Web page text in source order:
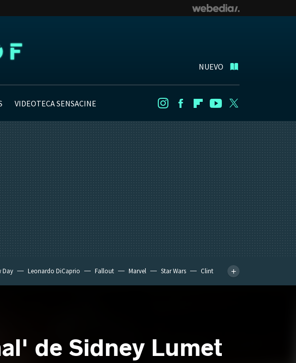
NUEVO
VIDEOTECA SENSACINE InstagramFacebookFlipboard
Youtube
Day Leonardo DiCaprio Fallout Marvel Star Wars
Clint
de Sidney Lumet